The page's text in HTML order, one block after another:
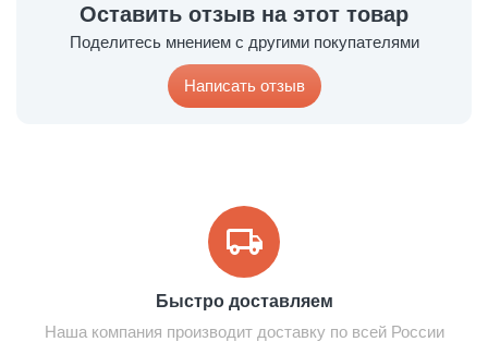
Оставить отзыв на этот товар
Поделитесь мнением с другими покупателями
Написать отзыв
Быстро доставляем
Наша компания производит доставку по всей России